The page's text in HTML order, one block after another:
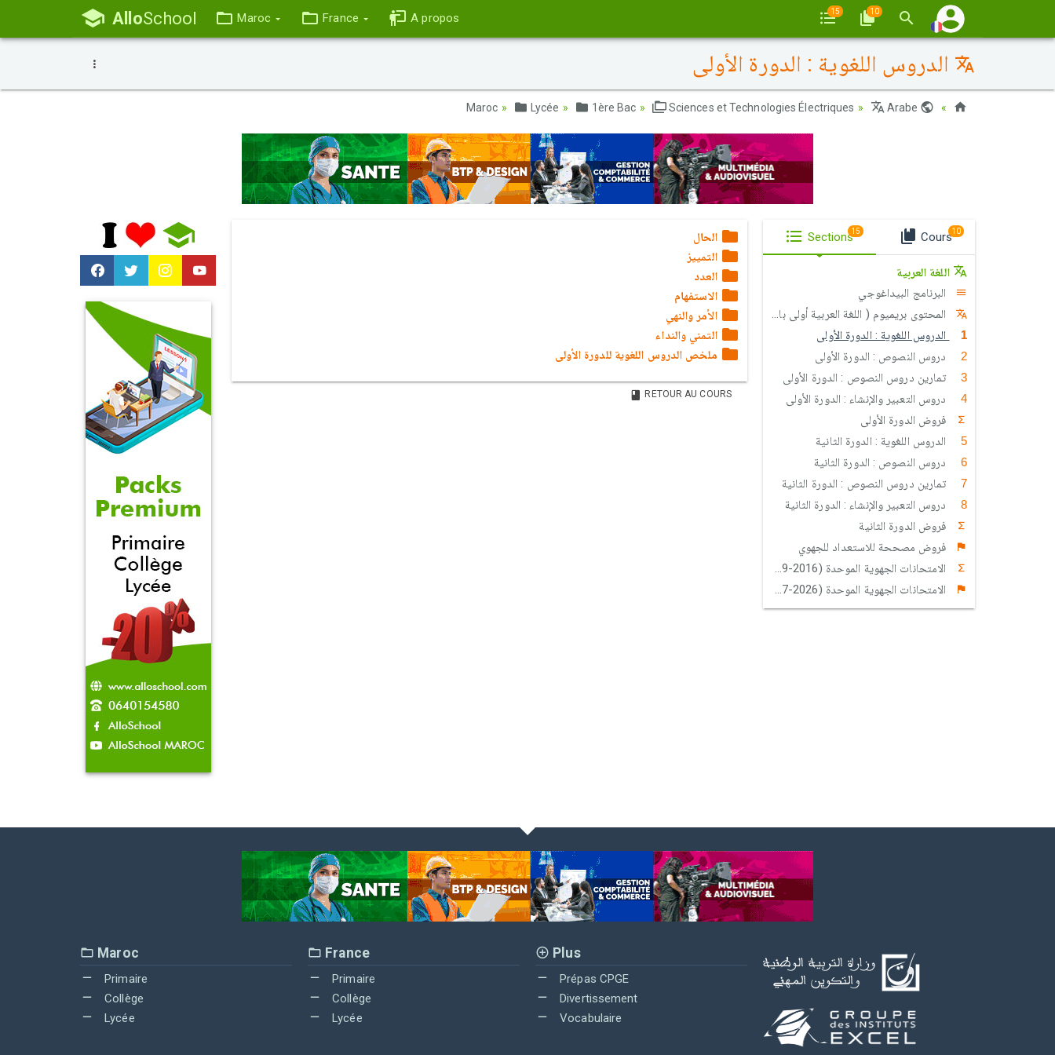
AlloSchool Maroc France A propos 15 10
الدروس اللغوية : الدورة الأولى
Lycée 1ère Bac Sciences et Technologies Électriques Arabe
الحال
التمييز
العدد
الاستفهام
الأمر والنهي
التمني والنداء
ملخص الدروس اللغوية للدورة الأولى
RETOUR AU COURS
Sections15 Cours10
اللغة العربية
البرنامج البيداغوجي
المحتوى بريميوم ( اللغة العربية أولى باك علوم)
الدروس اللغوية : الدورة الأولى
دروس النصوص : الدورة الأولى
تمارين دروس النصوص : الدورة الأولى
دروس التعبير والإنشاء : الدورة الأولى
فروض الدورة الأولى
الدروس اللغوية : الدورة الثانية
دروس النصوص : الدورة الثانية
تمارين دروس النصوص : الدورة الثانية
دروس التعبير والإنشاء : الدورة الثانية
فروض الدورة الثانية
فروض مصححة للاستعداد للجهوي
الامتحانات الجهوية الموحدة (2016-2009)
الامتحانات الجهوية الموحدة (2026-2017)
Maroc
Primaire
Collège
Lycée
France
Primaire
Collège
Lycée
Plus
Prépas CPGE
Divertissement
Vocabulaire